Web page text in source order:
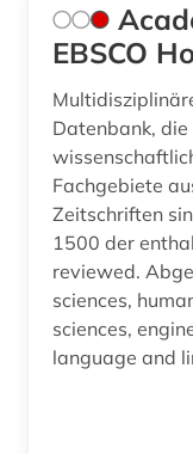
Ostasien (1)
Polen (2)
EBSCO
Datenbank,
Fachgebiete
Zeitschriften
1500 der
reviewed. Abgedeckte Disziplinen: social
sciences,
sciences,
language and